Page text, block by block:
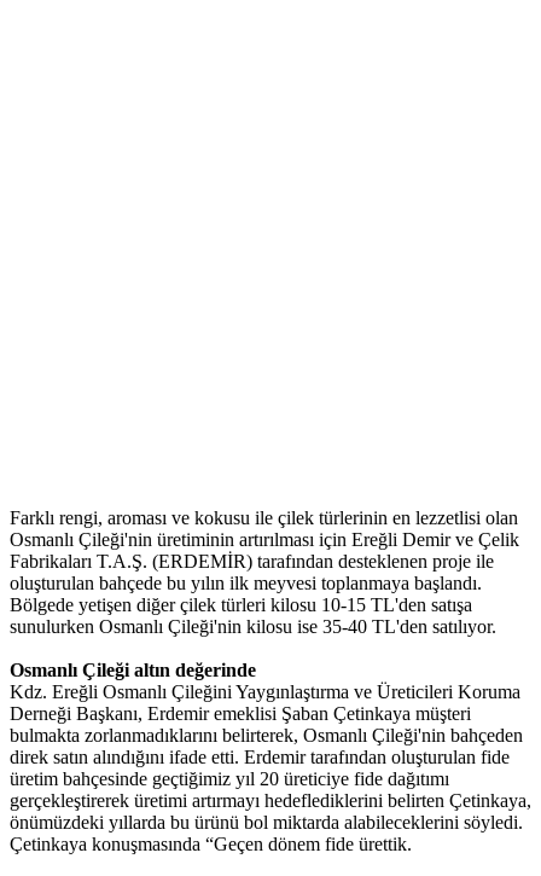
Farklı rengi, aroması ve kokusu ile çilek türlerinin en lezzetlisi olan
Osmanlı Çileği'nin üretiminin artırılması için Ereğli Demir ve Çelik
Fabrikaları T.A.Ş. (ERDEMİR) tarafından desteklenen proje ile
oluşturulan bahçede bu yılın ilk meyvesi toplanmaya başlandı.
Bölgede yetişen diğer çilek türleri kilosu 10-15 TL'den satışa
sunulurken Osmanlı Çileği'nin kilosu ise 35-40 TL'den satılıyor.
Osmanlı Çileği altın değerinde
Kdz. Ereğli Osmanlı Çileğini Yaygınlaştırma ve Üreticileri Koruma
Derneği Başkanı, Erdemir emeklisi Şaban Çetinkaya müşteri
bulmakta zorlanmadıklarını belirterek, Osmanlı Çileği'nin bahçeden
direk satın alındığını ifade etti. Erdemir tarafından oluşturulan fide
üretim bahçesinde geçtiğimiz yıl 20 üreticiye fide dağıtımı
gerçekleştirerek üretimi artırmayı hedeflediklerini belirten Çetinkaya,
önümüzdeki yıllarda bu ürünü bol miktarda alabileceklerini söyledi.
Çetinkaya konuşmasında “Geçen dönem fide ürettik.